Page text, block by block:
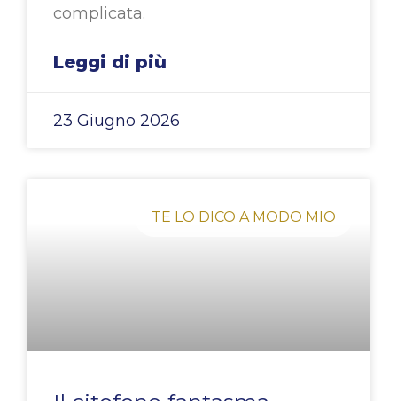
complicata.
Leggi di più
23 Giugno 2026
TE LO DICO A MODO MIO